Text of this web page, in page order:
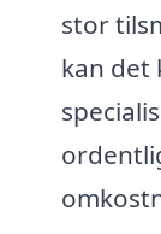
stor
kan det